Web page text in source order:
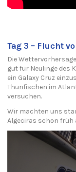
Tag 3 – Flucht
Die
gut für Neulinge des
ein Galaxy Cruz
Thunfischen im
versuchen.
Wir machten uns
Algeciras schon früh